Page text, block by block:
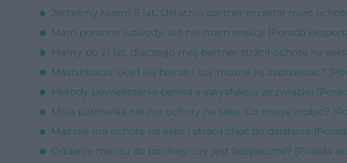
Jesteśmy razem 5 lat. Ostatnio partner przestał mieć
Mam poranne wzwody, ale nie mam erekcji [Porada
Mamy po 21 lat: dlaczego mój partner stracił ochotę na
Masturbacja: skąd się bierze i czy można jej zaprzestać?
Metody powiększenia penisa a satysfakcja ze związku
Moja patrnerka nie ma ochoty na seks. Co mogę zrobić?
Mąż nie ma ochoty na seks i stracił chęć do działania
Oddanie moczu do pochwy: czy jest bezpieczne? [Porada